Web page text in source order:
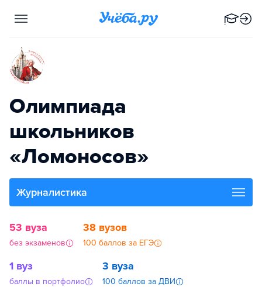
Олимпиада
школьников
«Ломоносов»
Журналистика
53 вуза
без экзаменов
38 вузов
100 баллов за ЕГЭ
1 вуз
баллы в портфолио
3 вуза
100 баллов за ДВИ